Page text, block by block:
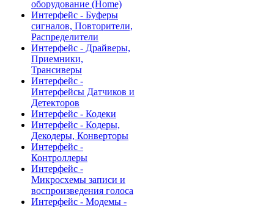
оборудование (Home)
Интерфейс - Буферы
сигналов, Повторители,
Распределители
Интерфейс - Драйверы,
Приемники,
Трансиверы
Интерфейс -
Интерфейсы Датчиков и
Детекторов
Интерфейс - Кодеки
Интерфейс - Кодеры,
Декодеры, Конверторы
Интерфейс -
Контроллеры
Интерфейс -
Микросхемы записи и
воспроизведения голоса
Интерфейс - Модемы -